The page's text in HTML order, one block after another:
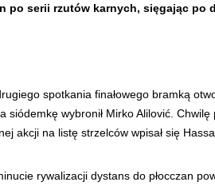
po serii rzutów karnych, sięgając po
spotkania finałowego bramką
siódemkę wybronił Mirko Alilović.
akcji na listę strzelców wpisał się
rywalizacji dystans do płocczan